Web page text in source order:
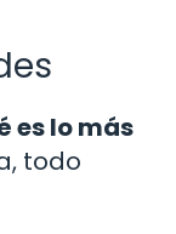
es lo más
todo